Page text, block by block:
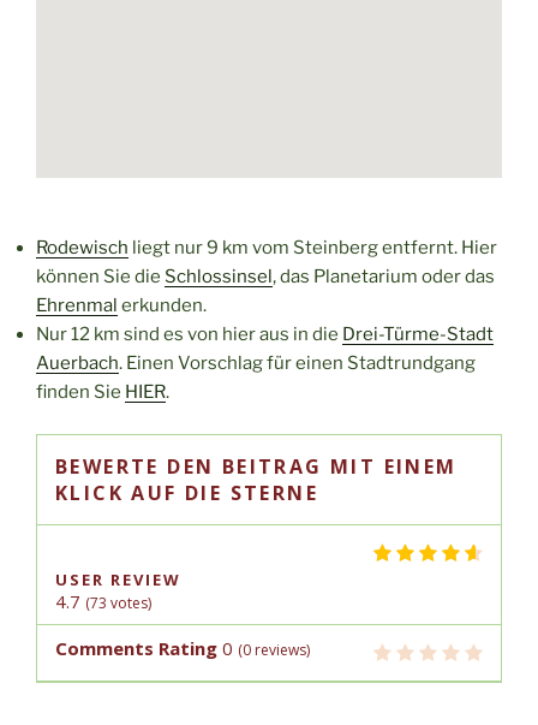
Rodewisch liegt nur 9 km vom Steinberg entfernt. Hier
können Sie die Schlossinsel, das Planetarium oder das
Ehrenmal erkunden.
Nur 12 km sind es von hier aus in die Drei-Türme-Stadt
Auerbach. Einen Vorschlag für einen Stadtrundgang
finden Sie HIER.
BEWERTE DEN BEITRAG MIT EINEM
KLICK AUF DIE STERNE
USER REVIEW
4.7 (73 votes)
Comments Rating 0 (0 reviews)